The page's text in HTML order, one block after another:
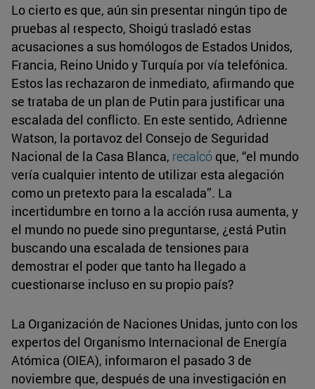
Lo cierto es que, aún sin presentar ningún tipo de
pruebas al respecto, Shoigú trasladó estas
acusaciones a sus homólogos de Estados Unidos,
Francia, Reino Unido y Turquía por vía telefónica.
Estos las rechazaron de inmediato, afirmando que
se trataba de un plan de Putin para justificar una
escalada del conflicto. En este sentido, Adrienne
Watson, la portavoz del Consejo de Seguridad
Nacional de la Casa Blanca, recalcó que, “el mundo
vería cualquier intento de utilizar esta alegación
como un pretexto para la escalada”. La
incertidumbre en torno a la acción rusa aumenta, y
el mundo no puede sino preguntarse, ¿está Putin
buscando una escalada de tensiones para
demostrar el poder que tanto ha llegado a
cuestionarse incluso en su propio país?
La Organización de Naciones Unidas, junto con los
expertos del Organismo Internacional de Energía
Atómica (OIEA), informaron el pasado 3 de
noviembre que, después de una investigación en